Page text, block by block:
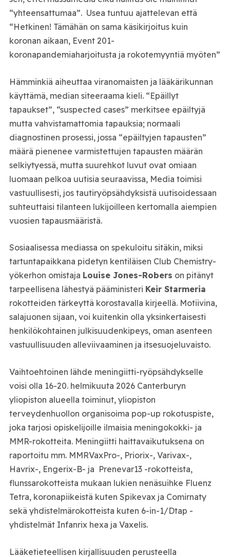
“yhteensattumaa”. Usea tuntuu ajattelevan että
“Hetkinen! Tämähän on sama käsikirjoitus kuin
koronan aikaan, Event 201-
koronapandemiaharjoitusta ja rokotemyyntiä myöten”
Hämminkiä aiheuttaa viranomaisten ja lääkärikunnan
käyttämä, median siteeraama kieli. “Epäillyt
tapaukset”, “suspected cases” merkitsee epäiltyjä
mutta vahvistamattomia tapauksia; normaali
diagnostinen prosessi, jossa “epäiltyjen tapausten”
määrä pienenee varmistettujen tapausten määrän
selkiytyessä, mutta suurehkot luvut ovat omiaan
luomaan pelkoa uutisia seuraavissa, Media toimisi
vastuullisesti, jos tautiryöpsähdyksistä uutisoidessaan
suhteuttaisi tilanteen lukijoilleen kertomalla aiempien
vuosien tapausmääristä.
Sosiaalisessa mediassa on spekuloitu sitäkin, miksi
tartuntapaikkana pidetyn kentiläisen Club Chemistry-
yökerhon omistaja Louise Jones-Robers on pitänyt
tarpeellisena lähestyä pääministeri Keir Starmeria
rokotteiden tärkeyttä korostavalla kirjeellä. Motiivina,
salajuonen sijaan, voi kuitenkin olla yksinkertaisesti
henkilökohtainen julkisuudenkipeys, oman asenteen
vastuullisuuden alleviivaaminen ja itsesuojeluvaisto.
Vaihtoehtoinen lähde meningiitti-ryöpsähdykselle
voisi olla 16-20. helmikuuta 2026 Canterburyn
yliopiston alueella toiminut, yliopiston
terveydenhuollon organisoima pop-up rokotuspiste,
joka tarjosi opiskelijoille ilmaisia meningokokki- ja
MMR-rokotteita. Meningiitti haittavaikutuksena on
raportoitu mm. MMRVaxPro-, Priorix-, Varivax-,
Havrix-, Engerix-B- ja Prenevar13 -rokotteista,
flunssarokotteista mukaan lukien nenäsuihke Fluenz
Tetra, koronapiikeistä kuten Spikevax ja Comirnaty
sekä yhdistelmärokotteista kuten 6-in-1/Dtap -
yhdistelmät Infanrix hexa ja Vaxelis.
Lääketieteellisen kirjallisuuden perusteella